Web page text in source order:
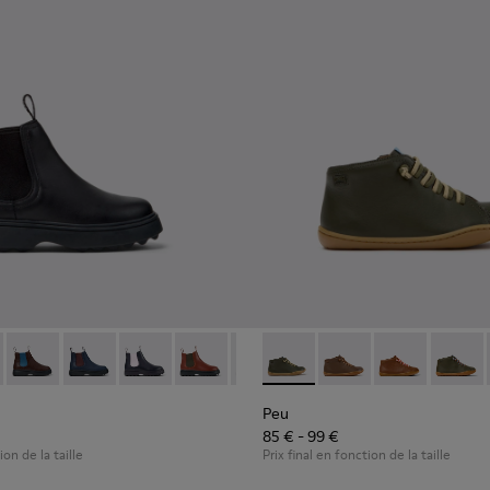
pour enfants.
et cuir pour enfants.
nubuck et cuir pour enfant.
001 - Bottines en cuir noir pour enfants.
K900149-026
Norte - K900149-025
Norte - K900149-024 - Bottines en cuir bleu pour
Norte - K900149-023
Norte - K900149-022
Norte - K900149-021
Norte - K900149-019
Norte - K900149-
Norte -
de la taille
Peu - 90019-130 - Bottines
Peu - 90019-131 -
Peu - 90019-
Peu -
Peu
85 € - 99 €
Prix final en fonction de la taille